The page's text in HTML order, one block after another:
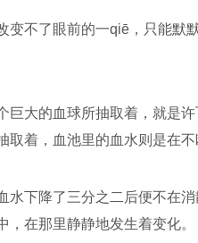
变不了眼前的一qiē，只能默
巨大的血球所抽取着，就是
取着，血池里的血水则是在
水下降了三分之二后便不在
在那里静静地发生着变化。